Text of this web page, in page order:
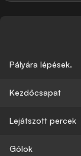
Pályára lépések.
Kezdőcsapat
Lejátszott percek
Gólok